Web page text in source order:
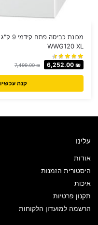
WWG120 XL
7,499.00₪ 6,252.00 ₪
קנה עכשיו
עלינו
אודות
היסטורית הזמנות
איכות
תקנון פרטיות
הרשמה למועדון הלקוחות